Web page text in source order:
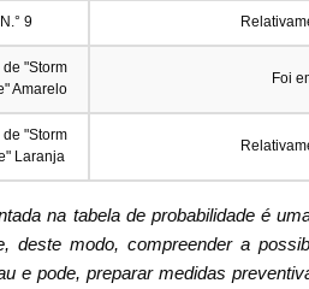
N.° 9
de "Storm
Amarelo
Foi
de "Storm
Laranja
na tabela de probabilidade é
deste modo, compreender a
e pode, preparar medidas